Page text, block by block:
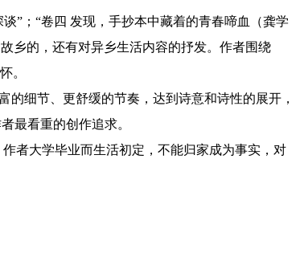
”；“卷四 发现，手抄本中藏着的青春啼血（龚学
乡的，还有对异乡生活内容的抒发。作者围绕
。
细节、更舒缓的节奏，达到诗意和诗性的展开，
最看重的创作追求。
者大学毕业而生活初定，不能归家成为事实，对